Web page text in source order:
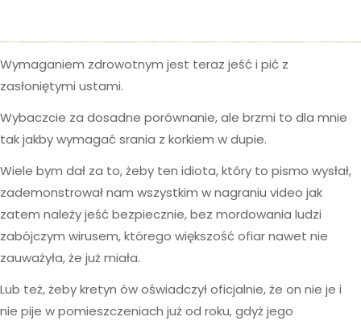
Wymaganiem zdrowotnym jest teraz jeść i pić z
zasłoniętymi ustami.
Wybaczcie za dosadne porównanie, ale brzmi to dla mnie
tak jakby wymagać srania z korkiem w dupie.
Wiele bym dał za to, żeby ten idiota, który to pismo wysłał,
zademonstrował nam wszystkim w nagraniu video jak
zatem należy jeść bezpiecznie, bez mordowania ludzi
zabójczym wirusem, którego większość ofiar nawet nie
zauważyła, że już miała.
Lub też, żeby kretyn ów oświadczył oficjalnie, że on nie je i
nie pije w pomieszczeniach już od roku, gdyż jego